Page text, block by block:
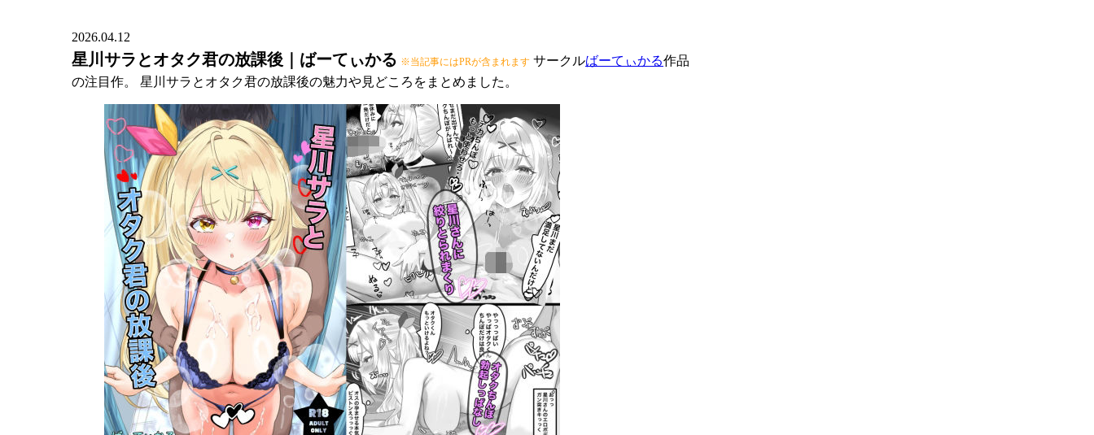
2026.04.12
星川サラとオタク君の放課後｜ばーてぃかる ※当記事にはPRが含まれます サークルばーてぃかる作品
の注目作。 星川サラとオタク君の放課後の魅力や見どころをまとめました。